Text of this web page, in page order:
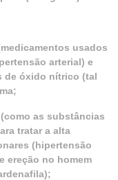
usados
arterial) e
de óxido nítrico (tal
as substâncias
tratar a alta
(hipertensão
ereção no homem